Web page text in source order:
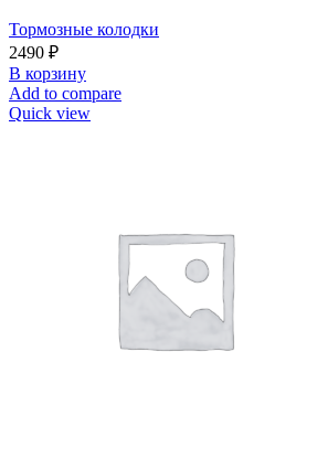
Тормозные колодки
2490 ₽
В корзину
Add to compare
Quick view